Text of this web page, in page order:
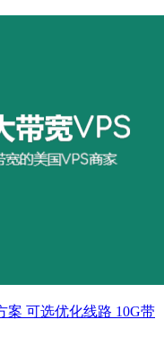
案 可选优化线路 10G带